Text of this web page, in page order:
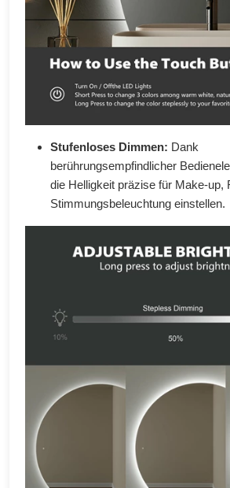
Stufenloses Dimmen: Dank
berührungsempfindlicher
die Helligkeit präzise für Make-up,
Stimmungsbeleuchtung einstellen.